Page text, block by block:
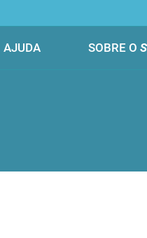
AJUDA SOBRE O